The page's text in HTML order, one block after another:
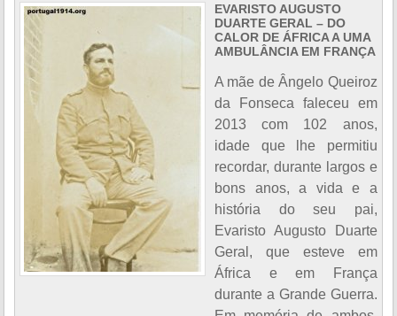
EVARISTO AUGUSTO
DUARTE GERAL – DO
CALOR DE ÁFRICA A UMA
AMBULÂNCIA EM FRANÇA
A mãe de Ângelo Queiroz
da Fonseca faleceu em
2013 com 102 anos,
idade que lhe permitiu
recordar, durante largos e
bons anos, a vida e a
história do seu pai,
Evaristo Augusto Duarte
Geral, que esteve em
África e em França
durante a Grande Guerra.